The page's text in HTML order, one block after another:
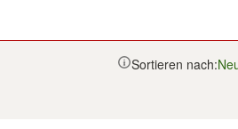
Sortieren nach: